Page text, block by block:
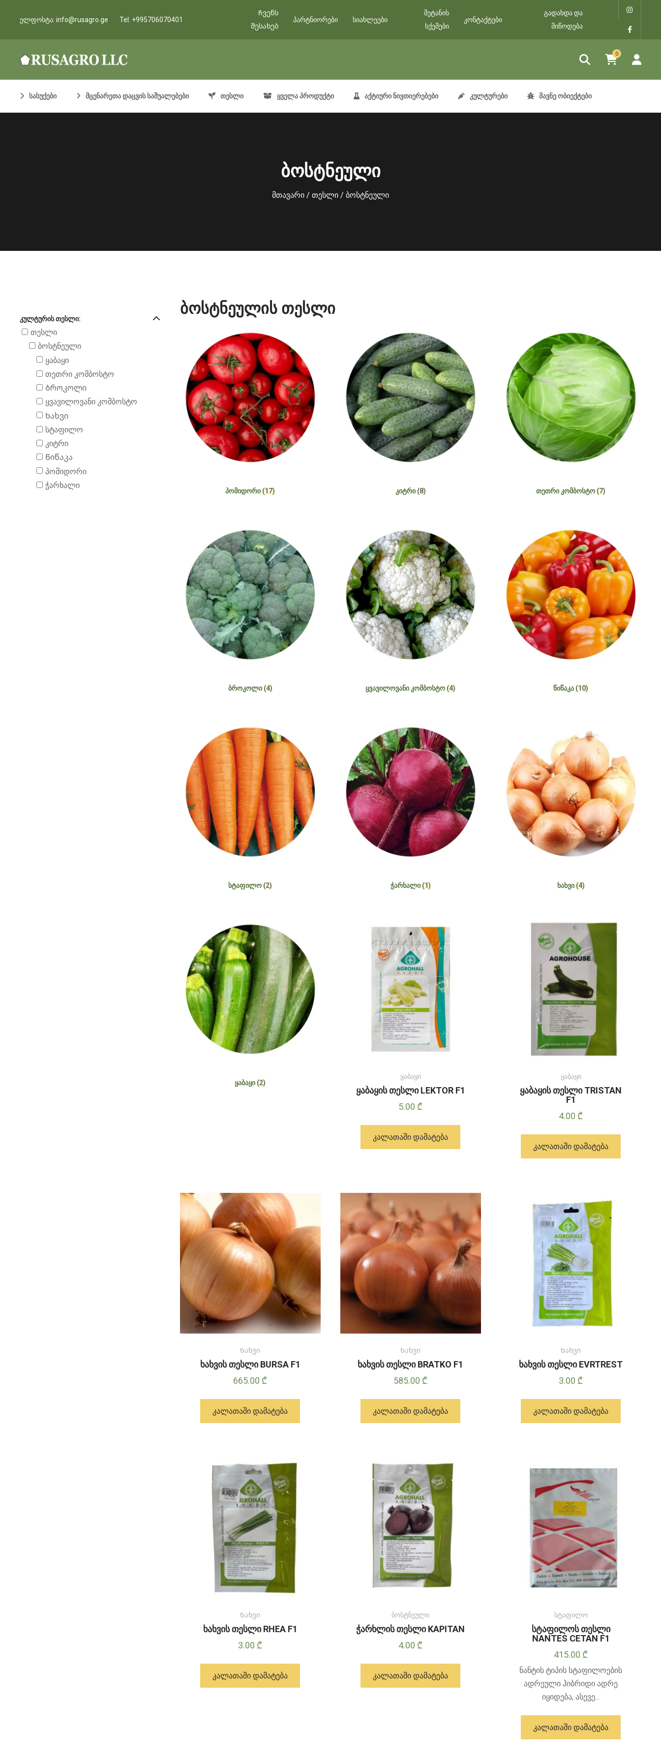
ელფოსტა: info@rusagro.ge Tel: +995706070401
Ჩვენს
შესახებ
პარტნიორები სიახლეები
შეტანის
სქემები
კონტაქტები
გადახდა და
მიწოდება
0
სასუქები მცენარეთა დაცვის საშუალებები თესლი ყველა პროდუქტი აქტიური ნივთიერებები კულტურები მავნე ობიექტები
ბოსტნეული
მთავარი / თესლი / ბოსტნეული
ᲙᲣᲚᲢᲣᲠᲘᲡ ᲗᲔᲡᲚᲘ:
თესლი
ბოსტნეული
ყაბაყი
თეთრი კომბოსტო
Ბროკოლი
ყვავილოვანი კომბოსტო
Ხახვი
სტაფილო
კიტრი
Წიწაკა
პომიდორი
ჭარხალი
ბოსტნეულის თესლი
ᲞᲝᲛᲘᲓᲝᲠᲘ (17) ᲙᲘᲢᲠᲘ (8) ᲗᲔᲗᲠᲘ ᲙᲝᲛᲑᲝᲡᲢᲝ (7)
ᲑᲠᲝᲙᲝᲚᲘ (4) ᲧᲕᲐᲕᲘᲚᲝᲕᲐᲜᲘ ᲙᲝᲛᲑᲝᲡᲢᲝ (4) ᲬᲘᲬᲐᲙᲐ (10)
ᲡᲢᲐᲤᲘᲚᲝ (2) ᲭᲐᲠᲮᲐᲚᲘ (1) ᲮᲐᲮᲕᲘ (4)
ᲧᲐᲑᲐᲧᲘ (2)
ყაბაყი
ყაბაყის თესლი LEKTOR F1
5.00 ₾
ᲙᲐᲚᲐᲗᲐᲨᲘ ᲓᲐᲛᲐᲢᲔᲑᲐ
ყაბაყი
ყაბაყის თესლი TRISTAN
F1
4.00 ₾
ᲙᲐᲚᲐᲗᲐᲨᲘ ᲓᲐᲛᲐᲢᲔᲑᲐ
Ხახვი
ხახვის თესლი BURSA F1
665.00 ₾
ᲙᲐᲚᲐᲗᲐᲨᲘ ᲓᲐᲛᲐᲢᲔᲑᲐ
Ხახვი
ხახვის თესლი BRATKO F1
585.00 ₾
ᲙᲐᲚᲐᲗᲐᲨᲘ ᲓᲐᲛᲐᲢᲔᲑᲐ
Ხახვი
ხახვის თესლი EVRTREST
3.00 ₾
ᲙᲐᲚᲐᲗᲐᲨᲘ ᲓᲐᲛᲐᲢᲔᲑᲐ
Ხახვი
ხახვის თესლი RHEA F1
3.00 ₾
ᲙᲐᲚᲐᲗᲐᲨᲘ ᲓᲐᲛᲐᲢᲔᲑᲐ
ბოსტნეული
ჭარხლის თესლი KAPITAN
4.00 ₾
ᲙᲐᲚᲐᲗᲐᲨᲘ ᲓᲐᲛᲐᲢᲔᲑᲐ
სტაფილო
სტაფილოს თესლი
NANTES CETAN F1
415.00 ₾
ნანტის ტიპის სტაფილოების
ადრეული ჰიბრიდი ადრე
იყიდება, ასევე...
ᲙᲐᲚᲐᲗᲐᲨᲘ ᲓᲐᲛᲐᲢᲔᲑᲐ